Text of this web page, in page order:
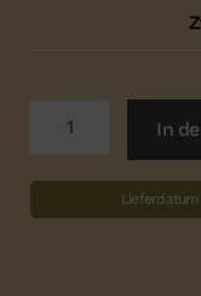
Fleecepolsterung
In
Lieferdatum